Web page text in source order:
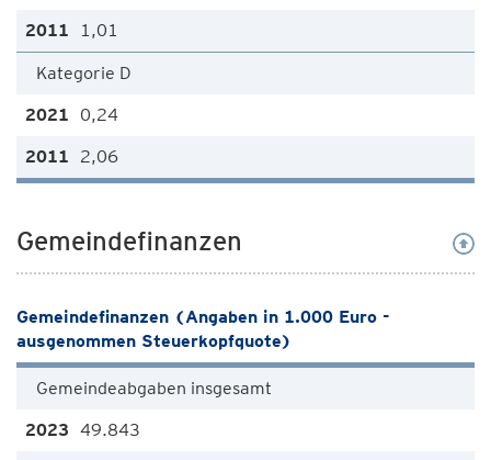
1,01
Kategorie D
0,24
2,06
Gemeindefinanzen
Gemeindefinanzen (Angaben in 1.000 Euro -
ausgenommen Steuerkopfquote)
Gemeindeabgaben insgesamt
49.843